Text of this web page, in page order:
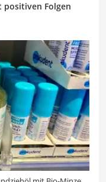
positiven Folgen